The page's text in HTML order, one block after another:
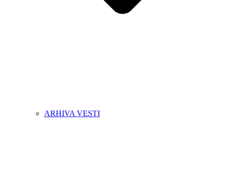
ARHIVA VESTI